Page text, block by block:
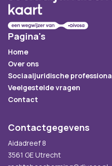
Pagina's
Home
Over ons
Sociaaljuridische
Veelgestelde vragen
Contact
Contactgegevens
Aidadreef 8
3561 GE Utrecht